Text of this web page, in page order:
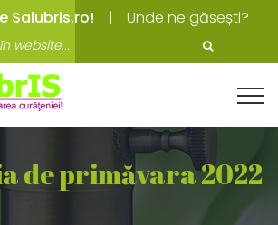
Salubris.ro! Unde ne găsești?
de primăvara 2022